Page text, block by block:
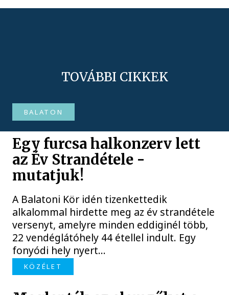
TOVÁBBI CIKKEK
BALATON
Egy furcsa halkonzerv lett
az Év Strandétele -
mutatjuk!
A Balatoni Kör idén tizenkettedik
alkalommal hirdette meg az év strandétele
versenyt, amelyre minden eddiginél több,
22 vendéglátóhely 44 étellel indult. Egy
fonyódi hely nyert...
KÖZÉLET